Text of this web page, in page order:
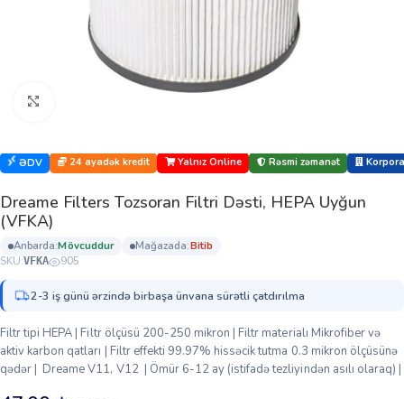
ƏDV 24 ayadək kredit Yalnız Online Rəsmi zəmanət
Dreame Filters Tozsoran Filtri Dəsti, HEPA Uyğun
(VFKA)
anbarda: mövcuddur mağazada:
bi̇ti̇b
SKU:VFKA 905
2-3 iş günü ərzində birbaşa ünvana sürətli çatdırılma
Filtr tipi HEPA | Filtr ölçüsü 200-250 mikron | Filtr materialı Mikrofiber və
aktiv karbon qatları | Filtr effekti 99.97% hissəcik tutma 0.3 mikron ölçüsünə
qədər | Dreame V11, V12 | Ömür 6-12 ay (istifadə tezliyindən asılı olaraq) |